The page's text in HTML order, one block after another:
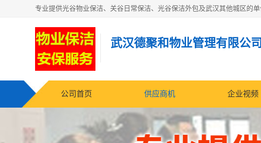
武汉德聚和物业管理有限公司
公司首页 供应商机 企业视频